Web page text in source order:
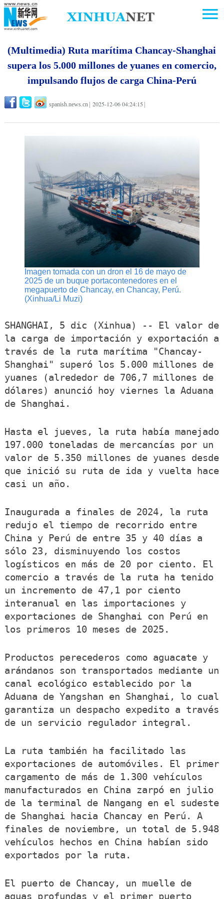
(Multimedia) Ruta marítima Chancay-Shanghai
supera los 5.000 millones de yuanes en comercio,
impulsando flujos de carga China-Perú
spanish.news.cn 2025-12-06 04:24:15
Imagen tomada con un dron el 16 de mayo de
2025 de un buque portacontenedores en el
megapuerto de Chancay, en Chancay, Perú.
(Xinhua/Li Muzi)
SHANGHAI, 5 dic (Xinhua) -- El valor de
la carga de importación y exportación a
través de la ruta marítima "Chancay-
Shanghai" superó los 5.000 millones de
yuanes (alrededor de 706,7 millones de
dólares) anunció hoy viernes la Aduana
de Shanghai.
Hasta el jueves, la ruta había manejado
197.000 toneladas de mercancías por un
valor de 5.350 millones de yuanes desde
que inició su ruta de ida y vuelta hace
casi un año.
Inaugurada a finales de 2024, la ruta
redujo el tiempo de recorrido entre
China y Perú de entre 35 y 40 días a
sólo 23, disminuyendo los costos
logísticos en más de 20 por ciento. El
comercio a través de la ruta ha tenido
un incremento de 47,1 por ciento
interanual en las importaciones y
exportaciones de Shanghai con Perú en
los primeros 10 meses de 2025.
Productos perecederos como aguacate y
arándanos son transportados mediante un
canal ecológico establecido por la
Aduana de Yangshan en Shanghai, lo cual
garantiza un despacho expedito a través
de un servicio regulador integral.
La ruta también ha facilitado las
exportaciones de automóviles. El primer
cargamento de más de 1.300 vehículos
manufacturados en China zarpó en julio
de la terminal de Nangang en el sudeste
de Shanghai hacia Chancay en Perú. A
finales de noviembre, un total de 5.948
vehículos hechos en China habían sido
exportados por la ruta.
El puerto de Chancay, un muelle de
aguas profundas y el primer puerto